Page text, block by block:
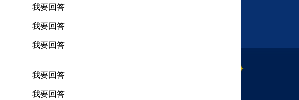
我要回答
我要回答
我要回答
我要回答
我要回答